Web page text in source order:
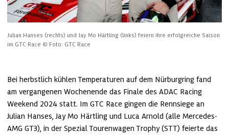
Julian Hanses (rechts) und Jay Mo Härtling (links) feiern ihre erfolgreiche Saison
im GTC Race © Foto: GTC Race
Bei herbstlich kühlen Temperaturen auf dem Nürburgring fand
am vergangenen Wochenende das Finale des ADAC Racing
Weekend 2024 statt. Im GTC Race gingen die Rennsiege an
Julian Hanses, Jay Mo Härtling und Luca Arnold (alle Mercedes-
AMG GT3), in der Spezial Tourenwagen Trophy (STT) feierte das